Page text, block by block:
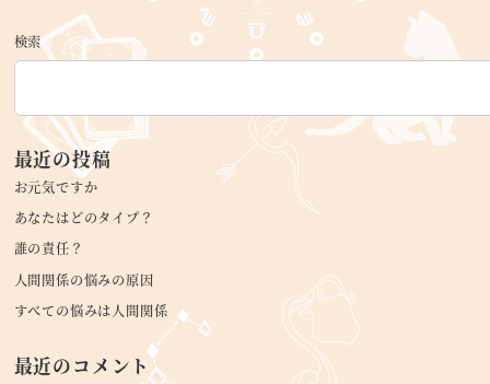
検索
最近の投稿
お元気ですか
あなたはどのタイプ？
誰の責任？
人間関係の悩みの原因
すべての悩みは人間関係
最近のコメント